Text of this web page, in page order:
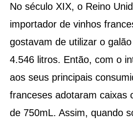
No século XIX, o Reino
importador de vinhos
gostavam de utilizar o
4.546 litros. Então, com o
aos seus principais
franceses adotaram caixas
de 750mL. Assim, quando